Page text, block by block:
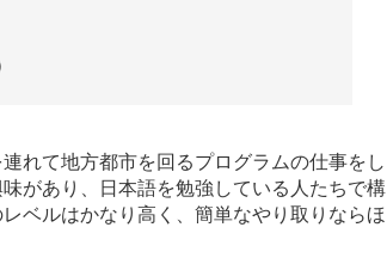
れて地方都市を回るプログラムの仕事をし
があり、日本語を勉強している人たちで構
ベルはかなり高く、簡単なやり取りならほ